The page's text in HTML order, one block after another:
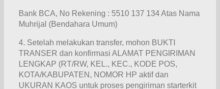
Bank BCA, No Rekening : 5510 137 134 Atas Nama
Muhrijal (Bendahara Umum)
4. Setelah melakukan transfer, mohon BUKTI
TRANSER dan konfirmasi ALAMAT PENGIRIMAN
LENGKAP (RT/RW, KEL., KEC., KODE POS,
KOTA/KABUPATEN, NOMOR HP aktif dan
UKURAN KAOS untuk proses pengiriman starterkit